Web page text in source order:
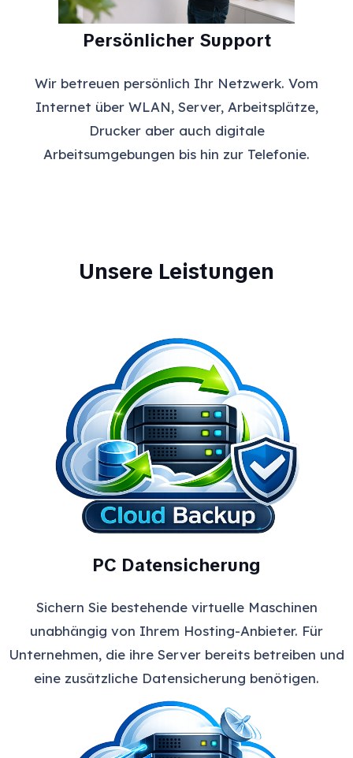
Persönlicher Support
Wir betreuen persönlich Ihr Netzwerk. Vom
Internet über WLAN, Server, Arbeitsplätze,
Drucker aber auch digitale
Arbeitsumgebungen bis hin zur Telefonie.
Unsere Leistungen
PC Datensicherung
Sichern Sie bestehende virtuelle Maschinen
unabhängig von Ihrem Hosting-Anbieter. Für
Unternehmen, die ihre Server bereits betreiben und
eine zusätzliche Datensicherung benötigen.